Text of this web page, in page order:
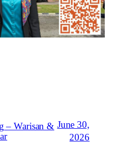
– Warisan & June 30,
2026